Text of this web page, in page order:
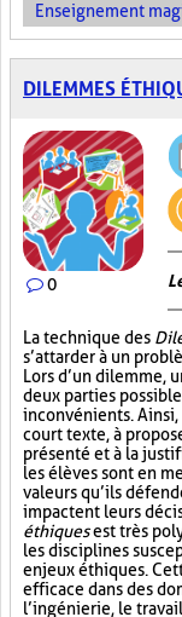
Enseignement
DILEMMES
0
La technique des
s’attarder à un
Lors d’un dilemme,
deux parties
inconvénients. Ainsi,
court texte, à
présenté et à la
les élèves sont en
valeurs qu’ils
impactent leurs
éthiquesest très
les disciplines
enjeux éthiques.
efficace dans des
l’ingénierie, le